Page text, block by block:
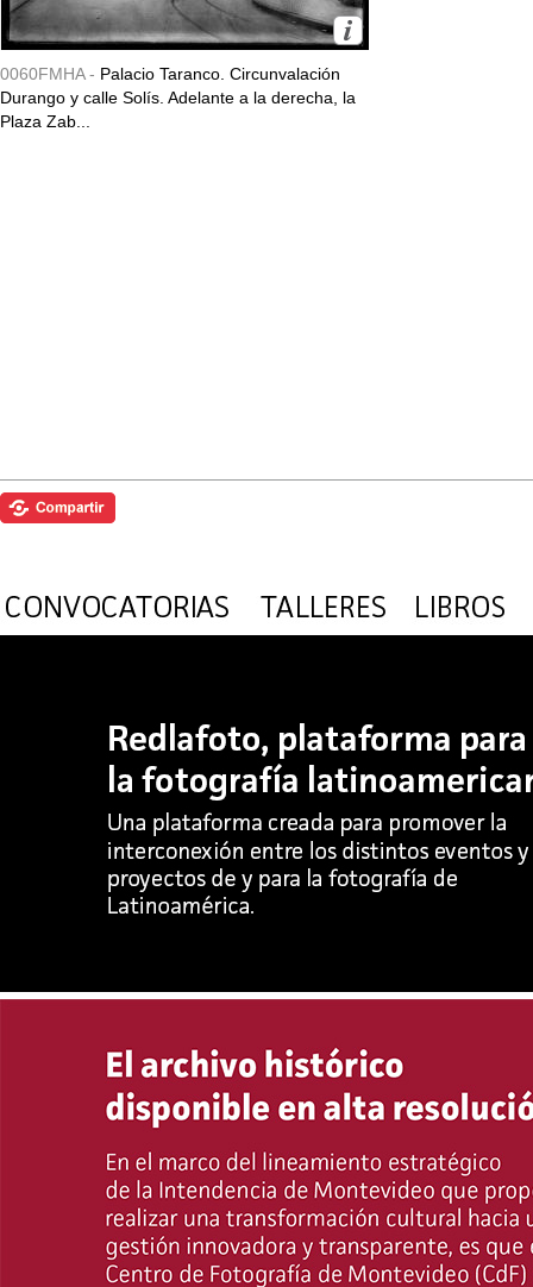
0060FMHA - Palacio Taranco. Circunvalación
Durango y calle Solís. Adelante a la derecha, la
Plaza Zab...